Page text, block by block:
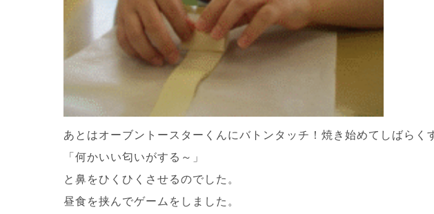
あとはオーブントースターくんにバトンタッチ！焼き始めてしばらく
「何かいい匂いがする～」
と鼻をひくひくさせるのでした。
昼食を挟んでゲームをしました。